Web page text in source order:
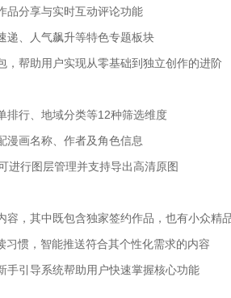
品分享与实时互动评论功能
递、人气飙升等特色专题板块
，帮助用户实现从零基础到独立创作的进阶
排行、地域分类等12种筛选维度
漫画名称、作者及角色信息
进行图层管理并支持导出高清原图
，其中既包含独家签约作品，也有小众精品
习惯，智能推送符合其个性化需求的内容
手引导系统帮助用户快速掌握核心功能